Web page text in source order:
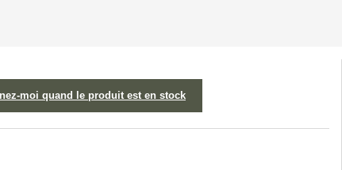
moi quand le produit est en stock